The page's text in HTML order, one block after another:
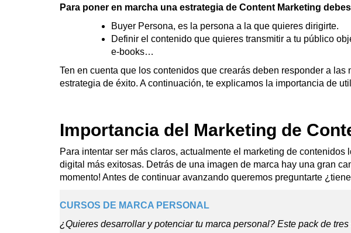
Para poner en marcha una estrategia de Content Marketing
Buyer Persona, es la persona a la que quieres dirigirte.
Definir el contenido que quieres transmitir a tu público
e-books…
Ten en cuenta que los contenidos que crearás deben responder a
estrategia de éxito. A continuación, te explicamos la importancia de
Importancia del Marketing de
Para intentar ser más claros, actualmente el marketing de
digital más exitosas. Detrás de una imagen de marca hay una gran
momento! Antes de continuar avanzando queremos preguntarte
CURSOS DE MARCA PERSONAL
¿Quieres desarrollar y potenciar tu marca personal? Este pack de